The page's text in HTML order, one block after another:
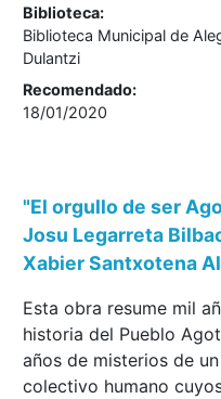
Biblioteca:
Biblioteca Municipal de
Dulantzi
Recomendado:
18/01/2020
"El orgullo de ser
Josu Legarreta
Xabier Santxotena
Esta obra resume mil
historia del Pueblo
años de misterios de un
colectivo humano